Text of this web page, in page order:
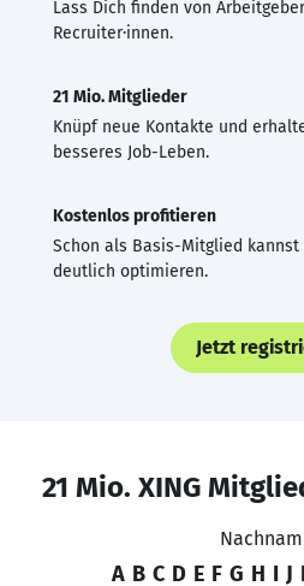
Lass Dich finden von
Recruiter·innen.
21 Mio. Mitglieder
Knüpf neue Kontakte und
besseres Job-Leben.
Kostenlos profitieren
Schon als Basis-Mitglied kannst
deutlich optimieren.
Jetzt
21 Mio. XING
A B C D E F G H I J